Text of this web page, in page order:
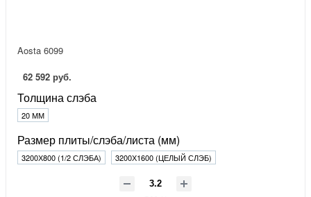
Aosta 6099
62 592 руб.
Толщина слэба
20 ММ
Размер плиты/слэба/листа (мм)
3200Х800 (1/2 СЛЭБА) 3200Х1600 (ЦЕЛЫЙ СЛЭБ)